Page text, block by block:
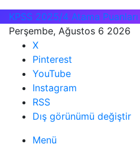
KPSS 2025/4 Atama
Perşembe, Ağustos 6 2026
X
Pinterest
YouTube
Instagram
RSS
Dış görünümü değiştir
Menü